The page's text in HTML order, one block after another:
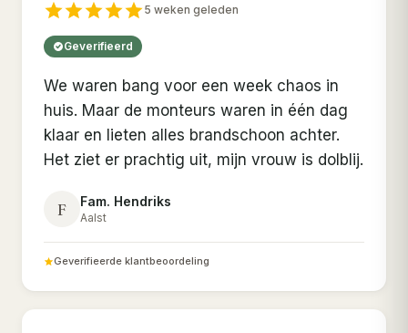
5 weken geleden
Geverifieerd
We waren bang voor een week chaos in
huis. Maar de monteurs waren in één dag
klaar en lieten alles brandschoon achter.
Het ziet er prachtig uit, mijn vrouw is dolblij.
F Fam. Hendriks
Aalst
Geverifieerde klantbeoordeling